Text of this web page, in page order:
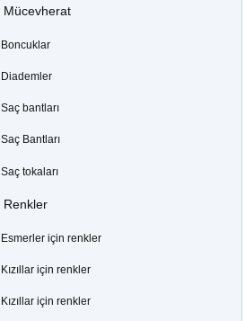
Mücevherat
Boncuklar
Diademler
Saç bantları
Saç Bantları
Saç tokaları
Renkler
Esmerler için renkler
Kızıllar için renkler
Kızıllar için renkler